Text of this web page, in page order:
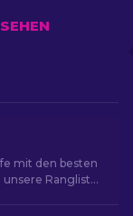
mit den besten
unsere Rangliste,